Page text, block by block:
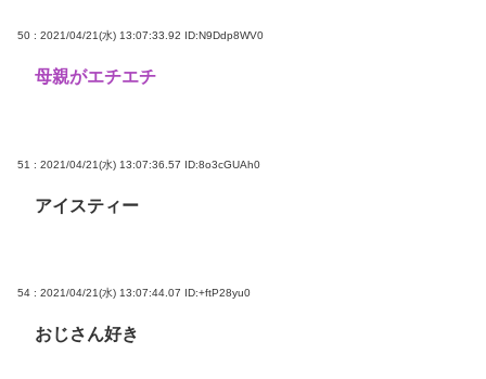
50 : 2021/04/21(水) 13:07:33.92 ID:N9Ddp8WV0
母親がエチエチ
51 : 2021/04/21(水) 13:07:36.57 ID:8o3cGUAh0
アイスティー
54 : 2021/04/21(水) 13:07:44.07 ID:+ftP28yu0
おじさん好き